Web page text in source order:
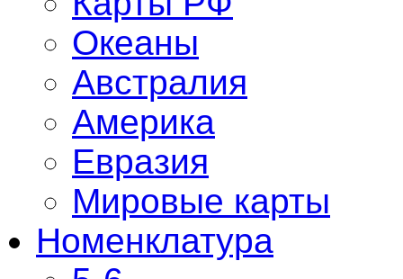
Океаны
Австралия
Америка
Евразия
Мировые карты
Номенклатура